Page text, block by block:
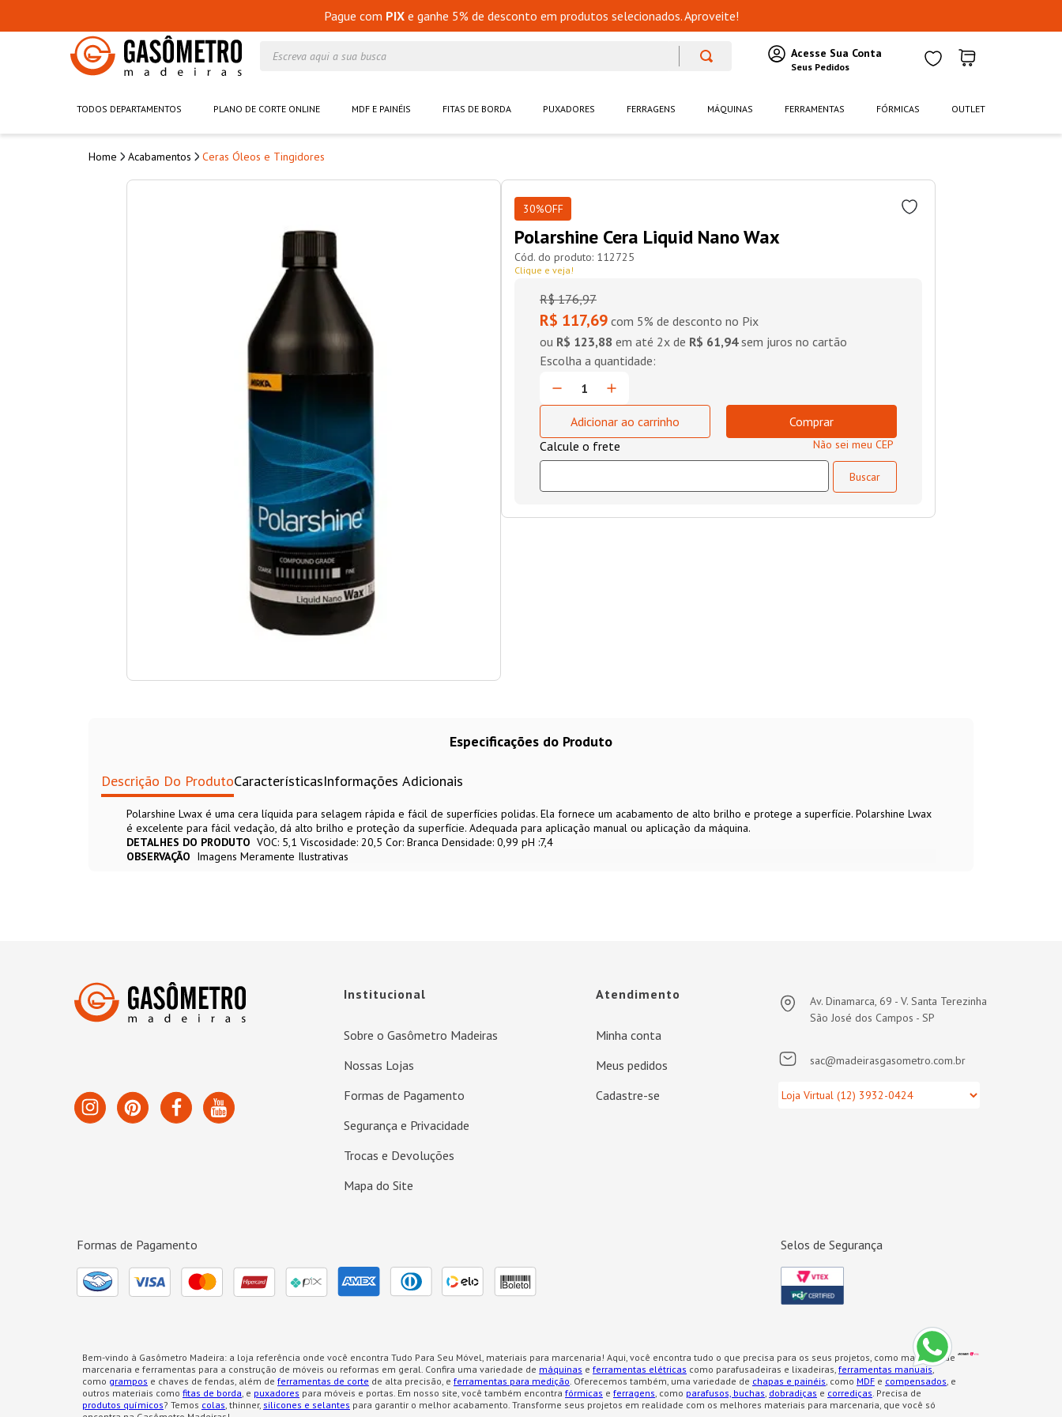
Pague com PIXe ganhe 5% de desconto em produtos selecionados. Aproveite!
TODOS DEPARTAMENTOS PLANO DE CORTE ONLINE MDF E PAINÉIS FITAS DE BORDA PUXADORES FERRAGENS MÁQUINAS FERRAMENTAS FÓRMICAS OUTLET
Acabamentos Ceras Óleos e Tingidores
30%OFF
Polarshine Cera Liquid Nano Wax
112725
Clique e veja!
R$ 176,97
R$ 117,69 com 5% de desconto no Pix
ou R$ 123,88 em até 2x de R$ 61,94sem juros no cartão
Adicionar ao carrinho Comprar
Não sei meu CEP
Especificações do Produto
Descrição Do ProdutoCaracterísticasInformações Adicionais
Polarshine Lwax é uma cera líquida para selagem rápida e fácil de superfícies polidas. Ela fornece um acabamento de alto brilho e protege a superfície. Polarshine Lwax
é excelente para fácil vedação, dá alto brilho e proteção da superfície. Adequada para aplicação manual ou aplicação da máquina.
DETALHES DO PRODUTO VOC: 5,1 Viscosidade: 20,5 Cor: Branca Densidade: 0,99 pH :7,4
OBSERVAÇÃO Imagens Meramente Ilustrativas
Institucional
Sobre o Gasômetro Madeiras
Nossas Lojas
Formas de Pagamento
Segurança e Privacidade
Trocas e Devoluções
Mapa do Site
Atendimento
Minha conta
Meus pedidos
Cadastre-se
Av. Dinamarca, 69 - V. Santa Terezinha
São José dos Campos - SP
sac@madeirasgasometro.com.br
Formas de Pagamento Selos de Segurança
Bem-vindo à Gasômetro Madeira: a loja referência onde você encontra Tudo Para Seu Móvel, materiais para marcenaria! Aqui, você encontra tudo o que precisa para os seus projetos, como materiais de
marcenaria e ferramentas para a construção de móveis ou reformas em geral. Confira uma variedade de máquinas e ferramentas elétricas como parafusadeiras e lixadeiras, ferramentas manuais,
como grampos e chaves de fendas, além de ferramentas de corte de alta precisão, e ferramentas para medição. Oferecemos também, uma variedade de chapas e painéis, como MDF e compensados, e
outros materiais como fitas de borda, e puxadores para móveis e portas. Em nosso site, você também encontra fórmicas e ferragens, como parafusos, buchas, dobradiças e corrediças. Precisa de
produtos químicos? Temos colas, thinner, silicones e selantes para garantir o melhor acabamento. Transforme seus projetos em realidade com os melhores materiais para marcenaria, que você só